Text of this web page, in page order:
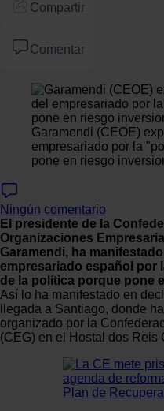
Compartir
Comentar
Garamendi (CEOE)
empresariado por la
pone en riesgo
Ningún comentario
El presidente de la
Organizaciones
Garamendi, ha
empresariado español por
de la política porque pone
Así lo ha manifestado en
llegada a Santiago, donde
organizado por la
(CEG) en el Hostal dos Reis